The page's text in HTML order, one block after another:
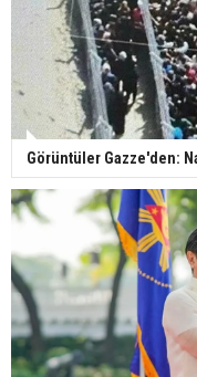
Görüntüler Gazze'den: